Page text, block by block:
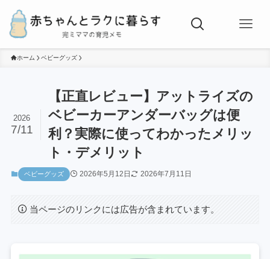
ホーム ベビーグッズ
【正直レビュー】アットライズの
ベビーカーアンダーバッグは便
利？実際に使ってわかったメリッ
ト・デメリット
2026
7/11
ベビーグッズ 2026年5月12日 2026年7月11日
当ページのリンクには広告が含まれています。